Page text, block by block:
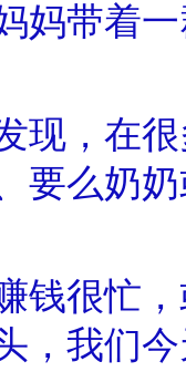
妈带着
，在很
要么奶
很忙，
，我们